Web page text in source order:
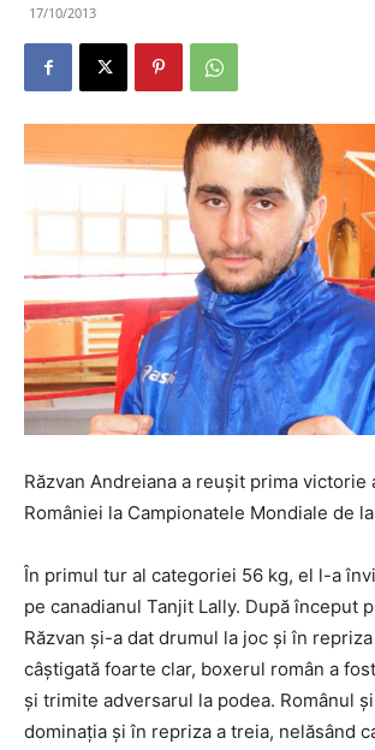
17/10/2013
Răzvan Andreiana a reuşit prima victorie
României la Campionatele Mondiale de
În primul tur al categoriei 56 kg, el l-a
pe canadianul Tanjit Lally. După început
Răzvan şi-a dat drumul la joc şi în repriza
câştigată foarte clar, boxerul român a
şi trimite adversarul la podea. Românul
dominaţia şi în repriza a treia, nelăsând